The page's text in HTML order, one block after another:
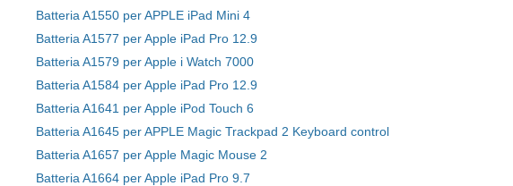
Batteria A1550 per APPLE iPad Mini 4
Batteria A1577 per Apple iPad Pro 12.9
Batteria A1579 per Apple i Watch 7000
Batteria A1584 per Apple iPad Pro 12.9
Batteria A1641 per Apple iPod Touch 6
Batteria A1645 per APPLE Magic Trackpad 2 Keyboard control
Batteria A1657 per Apple Magic Mouse 2
Batteria A1664 per Apple iPad Pro 9.7